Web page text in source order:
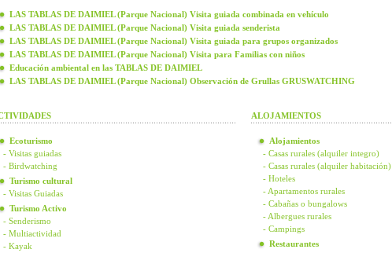
LAS TABLAS DE DAIMIEL (Parque Nacional) Visita guiada combinada en vehículo
LAS TABLAS DE DAIMIEL (Parque Nacional) Visita guiada senderista
LAS TABLAS DE DAIMIEL (Parque Nacional) Visita guiada para grupos organizados
LAS TABLAS DE DAIMIEL (Parque Nacional) Visita para Familias con niños
Educación ambiental en las TABLAS DE DAIMIEL
LAS TABLAS DE DAIMIEL (Parque Nacional) Observación de Grullas GRUSWATCHING
Ecoturismo
- Visitas guiadas
- Birdwatching
Turismo cultural
- Visitas Guiadas
Turismo Activo
- Senderismo
- Multiactividad
- Kayak
ALOJAMIENTOS
Alojamientos
- Casas rurales (alquiler integro)
- Casas rurales (alquiler habitación)
- Hoteles
- Apartamentos rurales
- Cabañas o bungalows
- Albergues rurales
- Campings
Restaurantes